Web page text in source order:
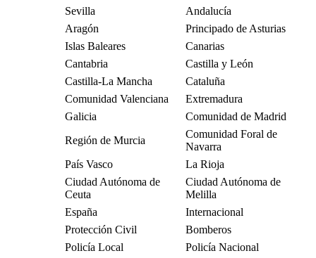
Sevilla
Andalucía
Aragón
Principado de Asturias
Islas Baleares
Canarias
Cantabria
Castilla y León
Castilla-La Mancha
Cataluña
Comunidad Valenciana
Extremadura
Galicia
Comunidad de Madrid
Región de Murcia
Comunidad Foral de
Navarra
País Vasco
La Rioja
Ciudad Autónoma de
Ceuta
Ciudad Autónoma de
Melilla
España
Internacional
Protección Civil
Bomberos
Policía Local
Policía Nacional